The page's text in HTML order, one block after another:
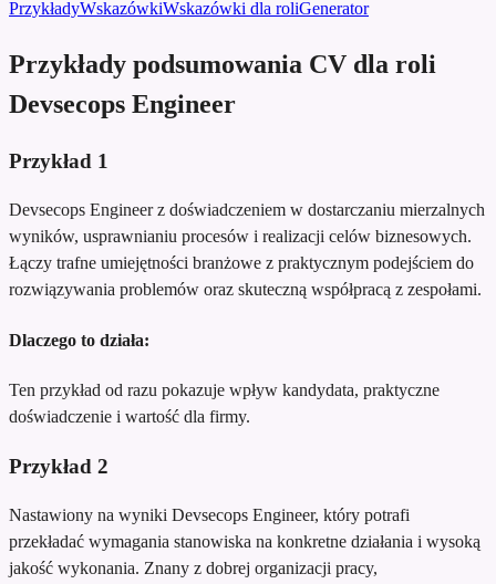
PrzykładyWskazówkiWskazówki dla roliGenerator
Przykłady podsumowania CV dla roli
Devsecops Engineer
Przykład 1
Devsecops Engineer z doświadczeniem w dostarczaniu mierzalnych
wyników, usprawnianiu procesów i realizacji celów biznesowych.
Łączy trafne umiejętności branżowe z praktycznym podejściem do
rozwiązywania problemów oraz skuteczną współpracą z zespołami.
Dlaczego to działa:
Ten przykład od razu pokazuje wpływ kandydata, praktyczne
doświadczenie i wartość dla firmy.
Przykład 2
Nastawiony na wyniki Devsecops Engineer, który potrafi
przekładać wymagania stanowiska na konkretne działania i wysoką
jakość wykonania. Znany z dobrej organizacji pracy,